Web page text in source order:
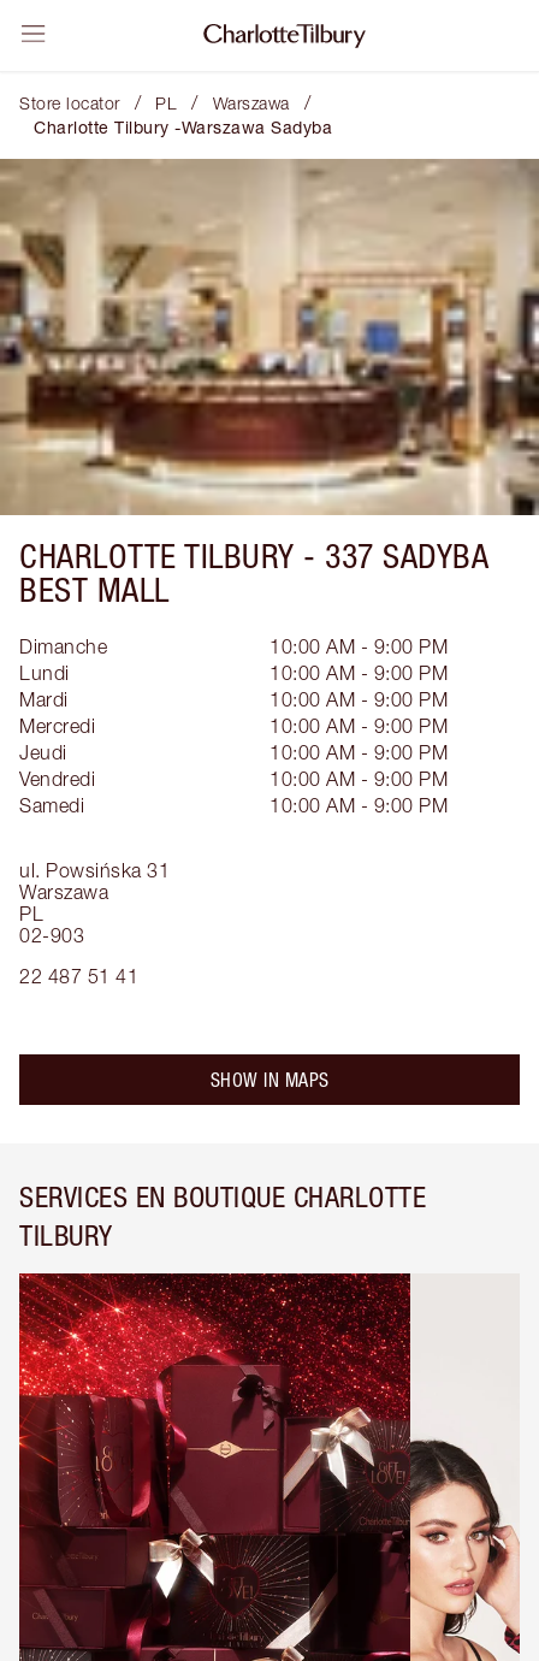
Store locator / PL / Warszawa /
Charlotte Tilbury -Warszawa Sadyba
CHARLOTTE TILBURY - 337 SADYBA
BEST MALL
ul. Powsińska 31
Warszawa
PL
02-903
22 487 51 41
Dimanche
10:00 AM - 9:00 PM
Lundi
10:00 AM - 9:00 PM
Mardi
10:00 AM - 9:00 PM
Mercredi
10:00 AM - 9:00 PM
Jeudi
10:00 AM - 9:00 PM
Vendredi
10:00 AM - 9:00 PM
Samedi
10:00 AM - 9:00 PM
SHOW IN MAPS
SERVICES EN BOUTIQUE CHARLOTTE
TILBURY